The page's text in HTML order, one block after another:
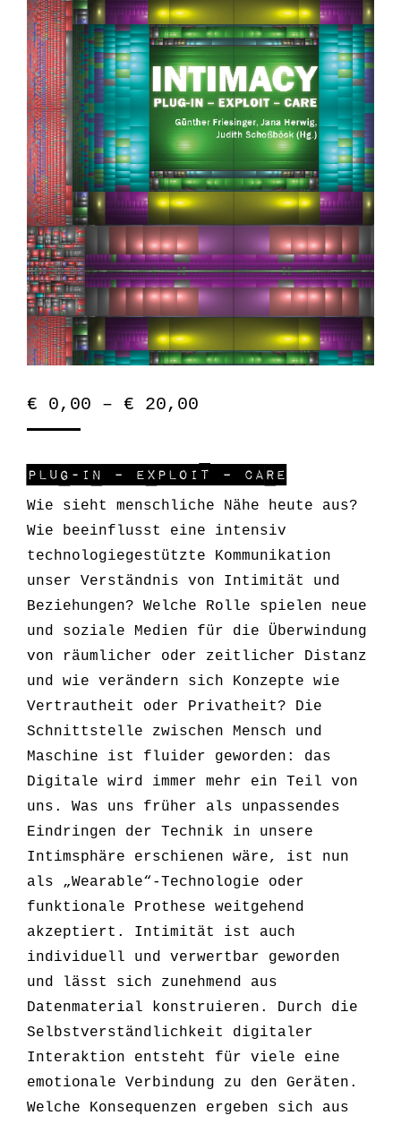
€ 0,00 – € 20,00
PLUG-IN – EXPLOIT – CARE
Wie sieht menschliche Nähe heute aus?
Wie beeinflusst eine intensiv
technologiegestützte Kommunikation
unser Verständnis von Intimität und
Beziehungen? Welche Rolle spielen neue
und soziale Medien für die Überwindung
von räumlicher oder zeitlicher Distanz
und wie verändern sich Konzepte wie
Vertrautheit oder Privatheit? Die
Schnittstelle zwischen Mensch und
Maschine ist fluider geworden: das
Digitale wird immer mehr ein Teil von
uns. Was uns früher als unpassendes
Eindringen der Technik in unsere
Intimsphäre erschienen wäre, ist nun
als „Wearable“-Technologie oder
funktionale Prothese weitgehend
akzeptiert. Intimität ist auch
individuell und verwertbar geworden
und lässt sich zunehmend aus
Datenmaterial konstruieren. Durch die
Selbstverständlichkeit digitaler
Interaktion entsteht für viele eine
emotionale Verbindung zu den Geräten.
Welche Konsequenzen ergeben sich aus